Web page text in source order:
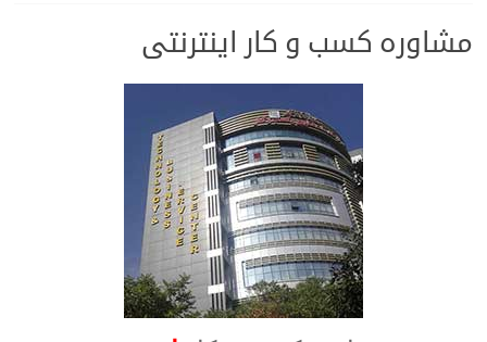
مشاوره کسب و کار اینترنتی